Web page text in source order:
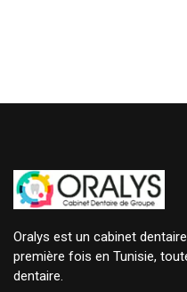
Oralys est un cabinet
première fois en Tunisie,
dentaire.